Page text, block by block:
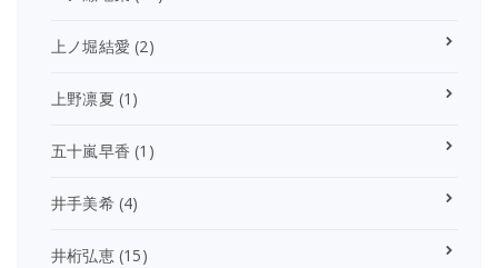
上ノ堀結愛 (2)
上野凛夏 (1)
五十嵐早香 (1)
井手美希(4)
井桁弘恵(15)